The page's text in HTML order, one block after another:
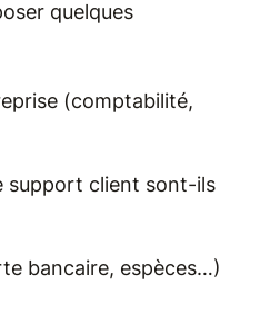
quelques
(comptabilité,
support client sont-ils
bancaire, espèces…)